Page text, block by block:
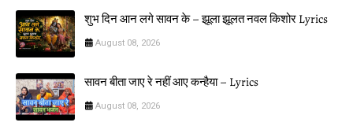
शुभ दिन आन लगे सावन के – झूला झूलत नवल किशोर Lyrics
August 08, 2026
सावन बीता जाए रे नहीं आए कन्हैया – Lyrics
August 08, 2026